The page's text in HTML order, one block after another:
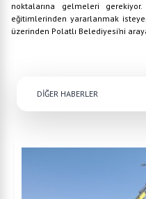
noktalarına gelmeleri
eğitimlerinden yararlanmak
üzerinden Polatlı Belediyesi’ni
DİĞER HABERLER